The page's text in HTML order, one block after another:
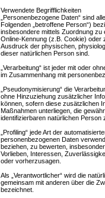
Verwendete Begrifflichkeiten
„Personenbezogene Daten“ sind
Folgenden „betroffene Person“)
insbesondere mittels Zuordnung zu
Online-Kennung (z.B. Cookie) oder
Ausdruck der physischen,
dieser natürlichen Person sind.
„Verarbeitung“ ist jeder mit oder
im Zusammenhang mit
„Pseudonymisierung“ die
ohne Hinzuziehung zusätzlicher
können, sofern diese zusätzlichen
Maßnahmen unterliegen, die
identifizierbaren natürlichen Person
„Profiling“ jede Art der
personenbezogenen Daten
beziehen, zu bewerten,
Vorlieben, Interessen,
oder vorherzusagen.
Als „Verantwortlicher“ wird die
gemeinsam mit anderen über die
bezeichnet.